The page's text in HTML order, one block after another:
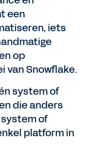
een
iets
op
van Snowflake.
system of
die anders
of
platform in